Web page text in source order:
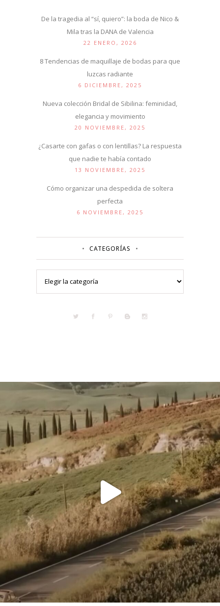
De la tragedia al “sí, quiero”: la boda de Nico &
Mila tras la DANA de Valencia
22 ENERO, 2026
8 Tendencias de maquillaje de bodas para que
luzcas radiante
6 DICIEMBRE, 2025
Nueva colección Bridal de Sibilina: feminidad,
elegancia y movimiento
20 NOVIEMBRE, 2025
¿Casarte con gafas o con lentillas? La respuesta
que nadie te había contado
13 NOVIEMBRE, 2025
Cómo organizar una despedida de soltera
perfecta
6 NOVIEMBRE, 2025
CATEGORÍAS